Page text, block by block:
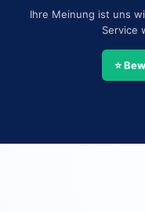
Ihre Meinung ist uns
Service
⭐